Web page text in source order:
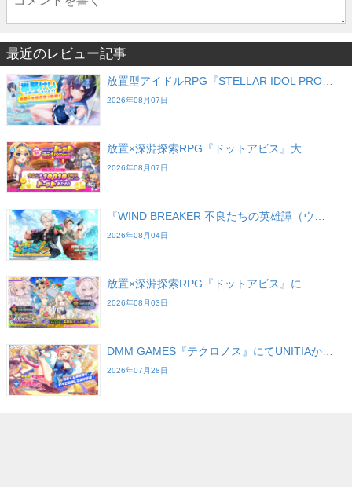
最近のレビュー記事
放置型アイドルRPG『STELLAR IDOL PRO…
2026年08月07日
放置×深淵探索RPG『ドットアビス』大…
2026年08月07日
『WIND BREAKER 不良たちの英雄譚（ウ…
2026年08月04日
放置×深淵探索RPG『ドットアビス』に…
2026年08月03日
DMM GAMES『テクロノス』にてUNITIAか…
2026年07月28日